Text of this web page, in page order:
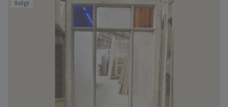
Solgt